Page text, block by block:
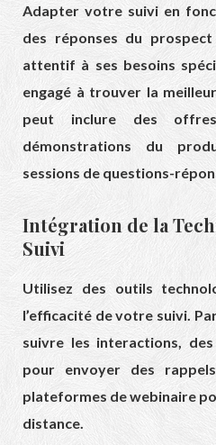
Adapter votre suivi en
des réponses du
attentif à ses besoins
engagé à trouver la
peut inclure des offres
démonstrations du
sessions de questions-
Intégration de la
Suivi
Utilisez des outils
l’efficacité de votre suivi.
suivre les interactions,
pour envoyer des
plateformes de webinaire
distance.